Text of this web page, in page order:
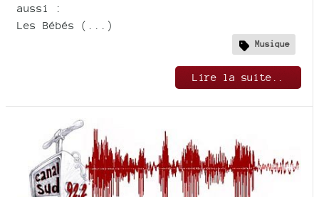
aussi :
Les Bébés (...)
Musique
Lire la suite..